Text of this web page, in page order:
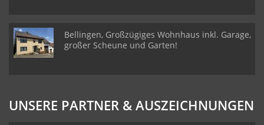
Bellingen, Großzügiges Wohnhaus inkl. Garage,
großer Scheune und Garten!
UNSERE PARTNER & AUSZEICHNUNGEN